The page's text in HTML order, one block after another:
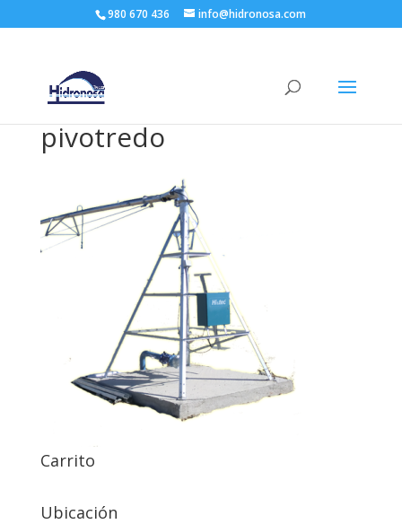
980 670 436 info@hidronosa.com
pivotredo
Carrito
Ubicación